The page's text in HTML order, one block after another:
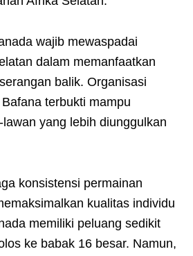
wajib mewaspadai
dalam memanfaatkan
balik. Organisasi
terbukti mampu
yang lebih diunggulkan
konsistensi permainan
kualitas individu
memiliki peluang sedikit
ke babak 16 besar. Namun,